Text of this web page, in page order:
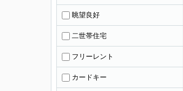
眺望良好
二世帯住宅
フリーレント
カードキー